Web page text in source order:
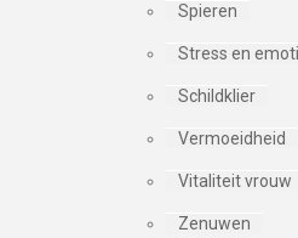
Spieren
Stress en
Schildklier
Vermoeidheid
Vitaliteit vrouw
Zenuwen